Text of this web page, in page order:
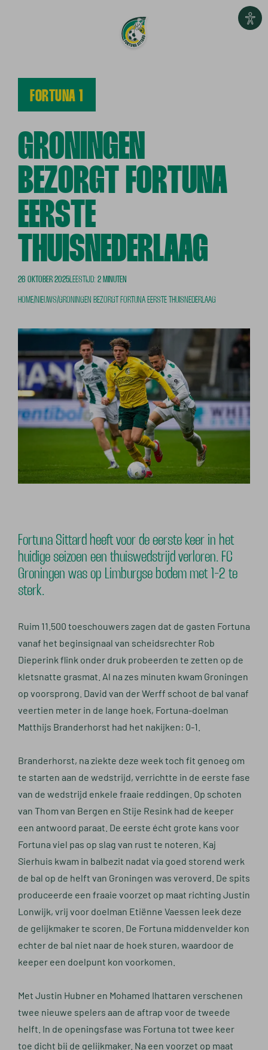
FORTUNA 1
GRONINGEN
BEZORGT FORTUNA
EERSTE
THUISNEDERLAAG
26 OKTOBER 2025LEESTIJD: 2 MINUTEN
HOME/NIEUWS/GRONINGEN BEZORGT FORTUNA EERSTE THUISNEDERLAAG
Fortuna Sittard heeft voor de eerste keer in het
huidige seizoen een thuiswedstrijd verloren. FC
Groningen was op Limburgse bodem met 1-2 te
sterk.
Ruim 11.500 toeschouwers zagen dat de gasten Fortuna
vanaf het beginsignaal van scheidsrechter Rob
Dieperink flink onder druk probeerden te zetten op de
kletsnatte grasmat. Al na zes minuten kwam Groningen
op voorsprong. David van der Werff schoot de bal vanaf
veertien meter in de lange hoek, Fortuna-doelman
Matthijs Branderhorst had het nakijken: 0-1.
Branderhorst, na ziekte deze week toch fit genoeg om
te starten aan de wedstrijd, verrichtte in de eerste fase
van de wedstrijd enkele fraaie reddingen. Op schoten
van Thom van Bergen en Stije Resink had de keeper
een antwoord paraat. De eerste écht grote kans voor
Fortuna viel pas op slag van rust te noteren. Kaj
Sierhuis kwam in balbezit nadat via goed storend werk
de bal op de helft van Groningen was veroverd. De spits
produceerde een fraaie voorzet op maat richting Justin
Lonwijk, vrij voor doelman Etiënne Vaessen leek deze
de gelijkmaker te scoren. De Fortuna middenvelder kon
echter de bal niet naar de hoek sturen, waardoor de
keeper een doelpunt kon voorkomen.
Met Justin Hubner en Mohamed Ihattaren verschenen
twee nieuwe spelers aan de aftrap voor de tweede
helft. In de openingsfase was Fortuna tot twee keer
toe dicht bij de gelijkmaker. Na een voorzet op maat